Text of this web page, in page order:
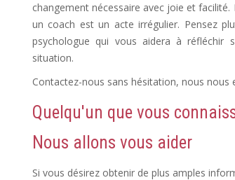
changement nécessaire avec joie et
un coach est un acte irrégulier. Pensez
psychologue qui vous aidera à réfléchir
situation.
Contactez-nous sans hésitation, nous nous
Quelqu'un que vous
Nous allons vous aider
Si vous désirez obtenir de plus amples